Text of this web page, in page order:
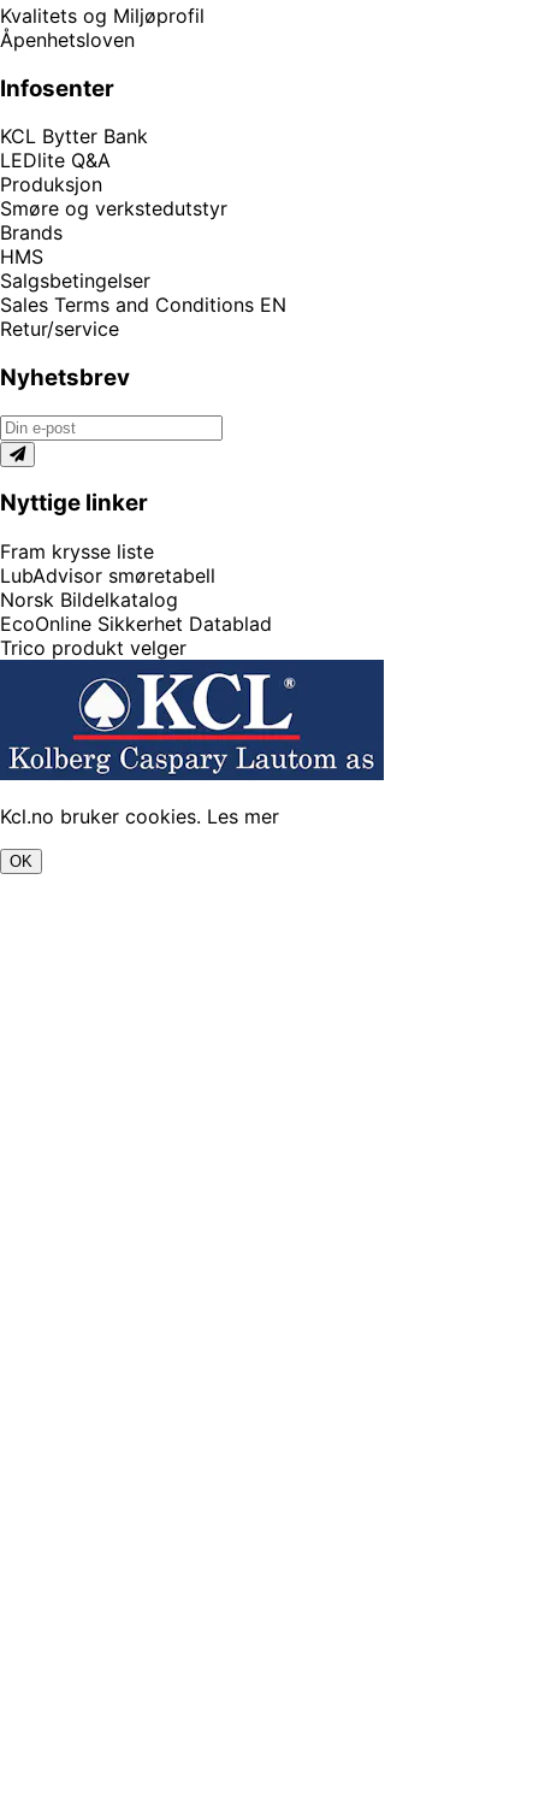
Kvalitets og Miljøprofil
Åpenhetsloven
Infosenter
KCL Bytter Bank
LEDlite Q&A
Produksjon
Smøre og verkstedutstyr
Brands
HMS
Salgsbetingelser
Sales Terms and Conditions EN
Retur/service
Nyhetsbrev
Nyttige linker
Fram krysse liste
LubAdvisor smøretabell
Norsk Bildelkatalog
EcoOnline Sikkerhet Datablad
Trico produkt velger
Kcl.no bruker cookies. Les mer
OK